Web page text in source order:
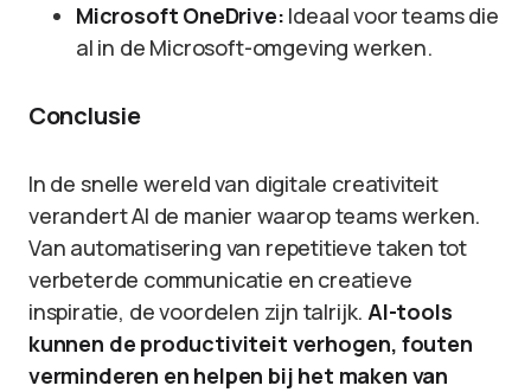
Microsoft OneDrive: Ideaal voor teams die
al in de Microsoft-omgeving werken.
Conclusie
In de snelle wereld van digitale creativiteit
verandert AI de manier waarop teams werken.
Van automatisering van repetitieve taken tot
verbeterde communicatie en creatieve
inspiratie, de voordelen zijn talrijk. AI-tools
kunnen de productiviteit verhogen, fouten
verminderen en helpen bij het maken van